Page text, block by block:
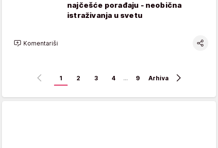
najčešće porađaju - neobična
istraživanja u svetu
Komentariši
1 2 3 4 … 9 Arhiva